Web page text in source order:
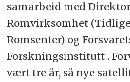
samarbeid med
Romvirksomhet
Romsenter) og
Forskningsinstitutt .
vært tre år, så nye